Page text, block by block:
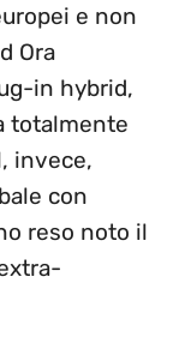
e non
Ora
in hybrid,
totalmente
invece,
con
reso noto il